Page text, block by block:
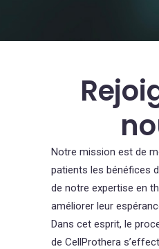
Notre mission est de
patients les bénéfices
de notre expertise en
améliorer leur
Dans cet esprit, le
de CellProthera